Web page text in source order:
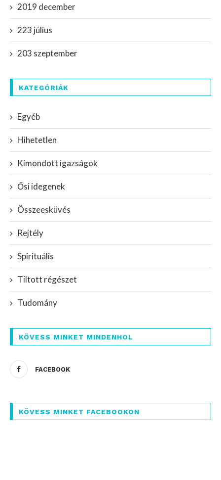
2019 december
223 július
203 szeptember
KATEGÓRIÁK
Egyéb
Hihetetlen
Kimondott igazságok
Ősi idegenek
Összeesküvés
Rejtély
Spirituális
Tiltott régészet
Tudomány
KÖVESS MINKET MINDENHOL
FACEBOOK
KÖVESS MINKET FACEBOOKON